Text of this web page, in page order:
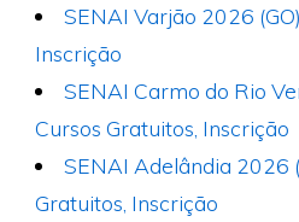
SENAI Varjão 2026
Inscrição
SENAI Carmo do Rio
Cursos Gratuitos, Inscrição
SENAI Adelândia 2026
Gratuitos, Inscrição